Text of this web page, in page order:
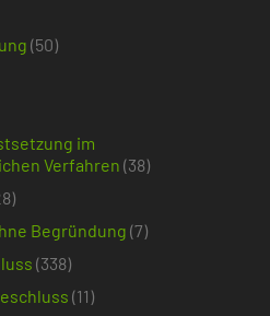
(50)
im
Verfahren (38)
Begründung (7)
(338)
(11)